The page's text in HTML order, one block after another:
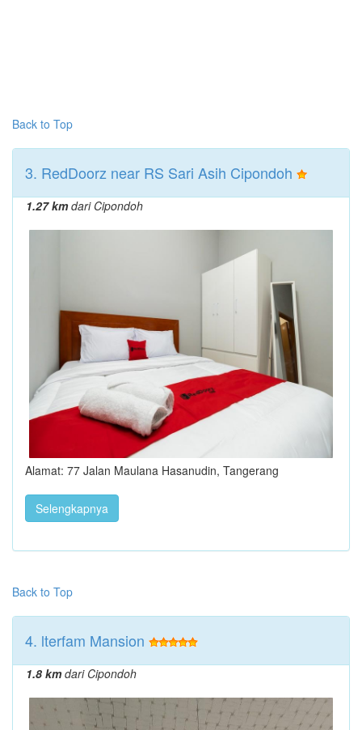
Back to Top
3. RedDoorz near RS Sari Asih Cipondoh
1.27 kmdari Cipondoh
Alamat: 77 Jalan Maulana Hasanudin, Tangerang
Selengkapnya
Back to Top
4. lterfam Mansion
1.8 kmdari Cipondoh